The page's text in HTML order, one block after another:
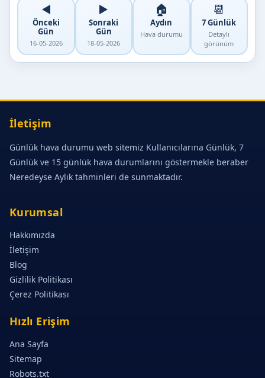
◀️
Önceki
Gün
16-05-2026
▶️
Sonraki
Gün
18-05-2026
🏠
Aydın
Hava durumu
📆
7 Günlük
Detaylı
görünüm
İletişim
Günlük hava durumu web sitemiz Kullanıcılarına Günlük, 7
Günlük ve 15 günlük hava durumlarını göstermekle beraber
Neredeyse Aylık tahminleri de sunmaktadır.
Kurumsal
Hakkımızda
İletişim
Blog
Gizlilik Politikası
Çerez Politikası
Hızlı Erişim
Ana Sayfa
Sitemap
Robots.txt